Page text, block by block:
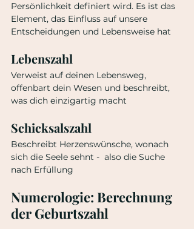
Persönlichkeit definiert wird. Es ist das
Element, das Einfluss auf unsere
Entscheidungen und Lebensweise hat
Lebenszahl
Verweist auf deinen Lebensweg,
offenbart dein Wesen und beschreibt,
was dich einzigartig macht
Schicksalszahl
Beschreibt Herzenswünsche, wonach
sich die Seele sehnt -  also die Suche
nach Erfüllung
Numerologie: Berechnung
der Geburtszahl